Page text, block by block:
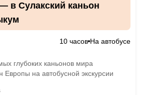
в Сулакский каньон
10 часов На автобусе
глубоких каньонов мира
Европы на автобусной экскурсии